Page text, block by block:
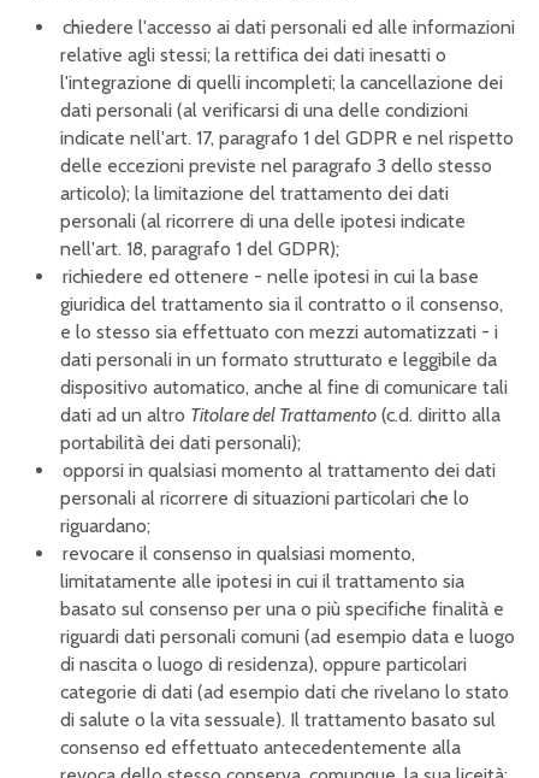
chiedere l'accesso ai dati personali ed alle informazioni
relative agli stessi; la rettifica dei dati inesatti o
l'integrazione di quelli incompleti; la cancellazione dei
dati personali (al verificarsi di una delle condizioni
indicate nell'art. 17, paragrafo 1 del GDPR e nel rispetto
delle eccezioni previste nel paragrafo 3 dello stesso
articolo); la limitazione del trattamento dei dati
personali (al ricorrere di una delle ipotesi indicate
nell'art. 18, paragrafo 1 del GDPR);
richiedere ed ottenere - nelle ipotesi in cui la base
giuridica del trattamento sia il contratto o il consenso,
e lo stesso sia effettuato con mezzi automatizzati - i
dati personali in un formato strutturato e leggibile da
dispositivo automatico, anche al fine di comunicare tali
dati ad un altro Titolare del Trattamento (c.d. diritto alla
portabilità dei dati personali);
opporsi in qualsiasi momento al trattamento dei dati
personali al ricorrere di situazioni particolari che lo
riguardano;
revocare il consenso in qualsiasi momento,
limitatamente alle ipotesi in cui il trattamento sia
basato sul consenso per una o più specifiche finalità e
riguardi dati personali comuni (ad esempio data e luogo
di nascita o luogo di residenza), oppure particolari
categorie di dati (ad esempio dati che rivelano lo stato
di salute o la vita sessuale). Il trattamento basato sul
consenso ed effettuato antecedentemente alla